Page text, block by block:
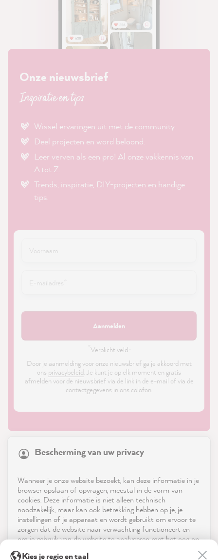
Onze nieuwsbrief
Inspiratie en tips
Wissel ervaringen uit met de community.
Deel projecten en word beloond.
Leer verven als een pro! Al onze vakkennis van
A tot Z.
Trends, inspiratie, DIY-projecten en handige
tips.
Aanmelden
Verplicht veld ·
Door je aanmelding voor onze nieuwsbrief ga je akkoord met
ons privacybeleid. Je kunt je op elk moment en gratis
afmelden voor de nieuwsbrief via de link in de e-mail of via de
contactgegevens in ons colofon.
Service
Neem contact op met
Bescherming van uw privacy
Wanneer je onze website bezoekt, kan deze informatie in je
browser opslaan of opvragen, meestal in de vorm van
cookies. Deze informatie is niet alleen technisch
noodzakelijk, maar kan ook betrekking hebben op je, je
instellingen of je apparaat en wordt gebruikt om ervoor te
zorgen dat de website naar verwachting functioneert en
om je gebruik van de website te analyseren met het oog op
21,869Reviews
reviews-io
Kies je regio en taal